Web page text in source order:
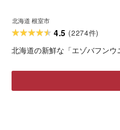
北海道 根室市
4.5 (2274件)
北海道の新鮮な「エゾバフンウ